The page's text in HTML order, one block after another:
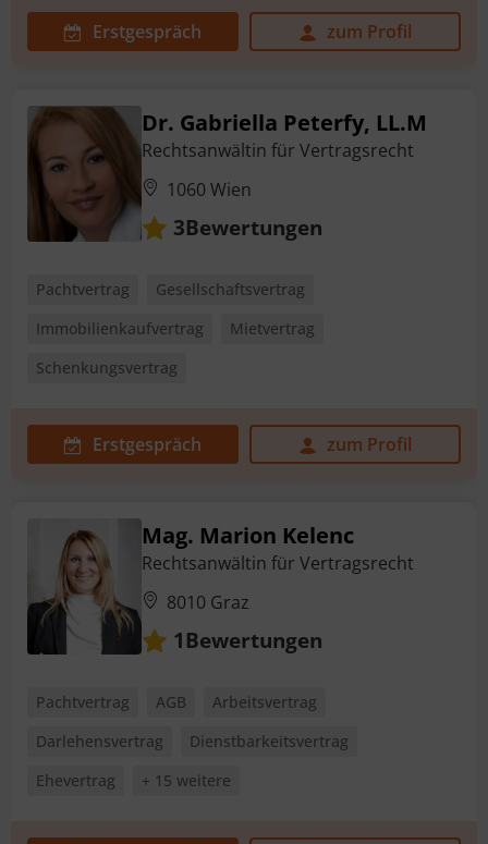
Erstgespräch zum Profil
Dr. Gabriella Peterfy, LL.M
Rechtsanwältin für Vertragsrecht
1060 Wien
3Bewertungen
Pachtvertrag
Gesellschaftsvertrag
Immobilienkaufvertrag
Mietvertrag
Schenkungsvertrag
Erstgespräch zum Profil
Mag. Marion Kelenc
Rechtsanwältin für Vertragsrecht
8010 Graz
1Bewertungen
Pachtvertrag AGB
Arbeitsvertrag
Darlehensvertrag
Dienstbarkeitsvertrag
Ehevertrag
+ 15 weitere